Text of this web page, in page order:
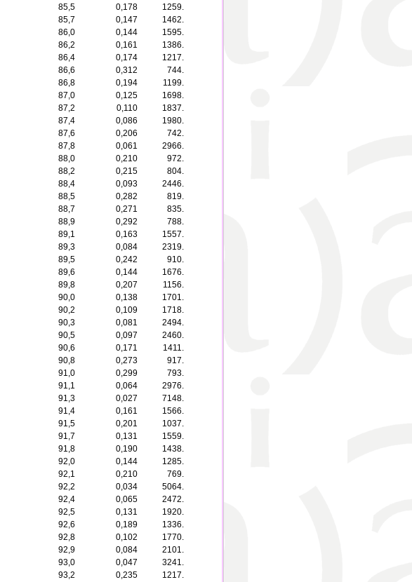
85,5 0,178
1259.
85,7 0,147
1462.
86,0 0,144
1595.
86,2 0,161
1386.
86,4 0,174
1217.
86,6 0,312
744.
86,8 0,194
1199.
87,0 0,125
1698.
87,2 0,110
1837.
87,4 0,086
1980.
87,6 0,206
742.
87,8 0,061
2966.
88,0 0,210
972.
88,2 0,215
804.
88,4 0,093
2446.
88,5 0,282
819.
88,7 0,271
835.
88,9 0,292
788.
89,1 0,163
1557.
89,3 0,084
2319.
89,5 0,242
910.
89,6 0,144
1676.
89,8 0,207
1156.
90,0 0,138
1701.
90,2 0,109
1718.
90,3 0,081
2494.
90,5 0,097
2460.
90,6 0,171
1411.
90,8 0,273
917.
91,0 0,299
793.
91,1 0,064
2976.
91,3 0,027
7148.
91,4 0,161
1566.
91,5 0,201
1037.
91,7 0,131
1559.
91,8 0,190
1438.
92,0 0,144
1285.
92,1 0,210
769.
92,2 0,034
5064.
92,4 0,065
2472.
92,5 0,131
1920.
92,6 0,189
1336.
92,8 0,102
1770.
92,9 0,084
2101.
93,0 0,047
3241.
93,2 0,235 1217.